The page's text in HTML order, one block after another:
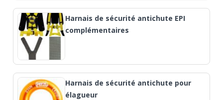
Harnais de sécurité antichute EPI
complémentaires
Harnais de sécurité antichute pour
élagueur